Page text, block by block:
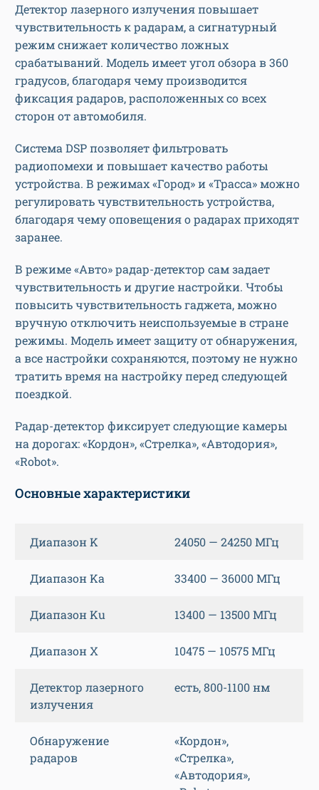
Детектор лазерного излучения повышает
чувствительность к радарам, а сигнатурный
режим снижает количество ложных
срабатываний. Модель имеет угол обзора в 360
градусов, благодаря чему производится
фиксация радаров, расположенных со всех
сторон от автомобиля.
Система DSP позволяет фильтровать
радиопомехи и повышает качество работы
устройства. В режимах «Город» и «Трасса» можно
регулировать чувствительность устройства,
благодаря чему оповещения о радарах приходят
заранее.
В режиме «Авто» радар-детектор сам задает
чувствительность и другие настройки. Чтобы
повысить чувствительность гаджета, можно
вручную отключить неиспользуемые в стране
режимы. Модель имеет защиту от обнаружения,
а все настройки сохраняются, поэтому не нужно
тратить время на настройку перед следующей
поездкой.
Радар-детектор фиксирует следующие камеры
на дорогах: «Кордон», «Стрелка», «Автодория»,
«Robot».
Основные характеристики
Диапазон K 24050 — 24250 МГц
Диапазон Ka 33400 — 36000 МГц
Диапазон Ku 13400 — 13500 МГц
Диапазон X 10475 — 10575 МГц
Детектор лазерного
излучения
есть, 800-1100 нм
Обнаружение
радаров
«Кордон»,
«Стрелка»,
«Автодория»,